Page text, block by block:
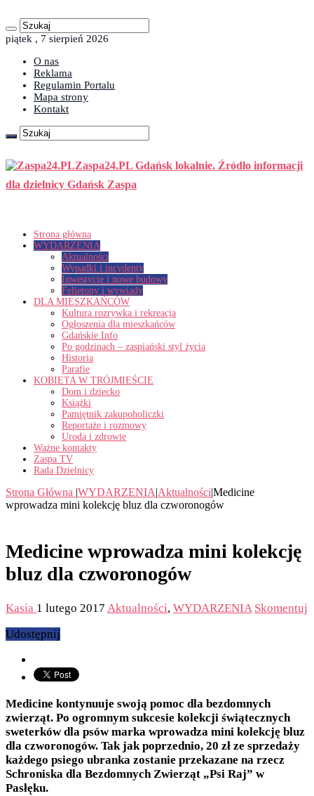
piątek , 7 sierpień 2026
O nas
Reklama
Regulamin Portalu
Mapa strony
Kontakt
Zaspa24.PL Gdańsk lokalnie. Źródło informacji
dla dzielnicy Gdańsk Zaspa
Strona główna
WYDARZENIA
Aktualności
Wypadki i incydenty
Inwestycje i nowe budowy
Felietony i wywiady
DLA MIESZKAŃCÓW
Kultura rozrywka i rekreacja
Ogłoszenia dla mieszkańców
Gdańskie Info
Po godzinach – zaspiański styl życia
Historia
Parafie
KOBIETA W TRÓJMIEŚCIE
Dom i dziecko
Książki
Pamiętnik zakupoholiczki
Reportaże i rozmowy
Uroda i zdrowie
Ważne kontakty
Zaspa TV
Rada Dzielnicy
Strona Główna |WYDARZENIA|Aktualności|Medicine
wprowadza mini kolekcję bluz dla czworonogów
Medicine wprowadza mini kolekcję
bluz dla czworonogów
Kasia 1 lutego 2017 Aktualności, WYDARZENIA Skomentuj
Udostępnij
Medicine kontynuuje swoją pomoc dla bezdomnych
zwierząt. Po ogromnym sukcesie kolekcji świątecznych
sweterków dla psów marka wprowadza mini kolekcję bluz
dla czworonogów. Tak jak poprzednio, 20 zł ze sprzedaży
każdego psiego ubranka zostanie przekazane na rzecz
Schroniska dla Bezdomnych Zwierząt „Psi Raj” w
Pasłęku.